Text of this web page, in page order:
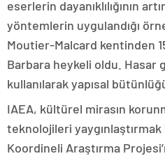
eserlerin dayanıklılığının
yöntemlerin uygulandığı
Moutier-Malcard kentinden
Barbara heykeli oldu. Hasar
kullanılarak yapısal
IAEA, kültürel mirasın
teknolojileri yaygınlaştırmak
Koordineli Araştırma